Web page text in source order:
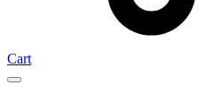
Cart